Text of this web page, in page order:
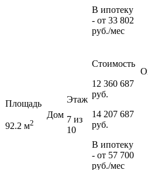
В ипотеку
- от 33 802
руб./мес
Площадь
92.2 м2
Дом
Этаж
7 из
10
Стоимость
12 360 687
руб.
14 207 687
руб.
В ипотеку
- от 57 700
руб./мес